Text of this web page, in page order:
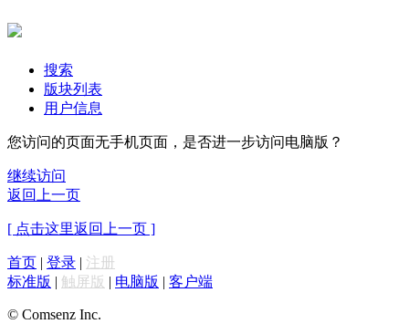
搜索
版块列表
用户信息
您访问的页面无手机页面，是否进一步访问电脑版？
继续访问
返回上一页
[ 点击这里返回上一页 ]
首页 | 登录 | 注册
标准版 | 触屏版 | 电脑版 | 客户端
© Comsenz Inc.